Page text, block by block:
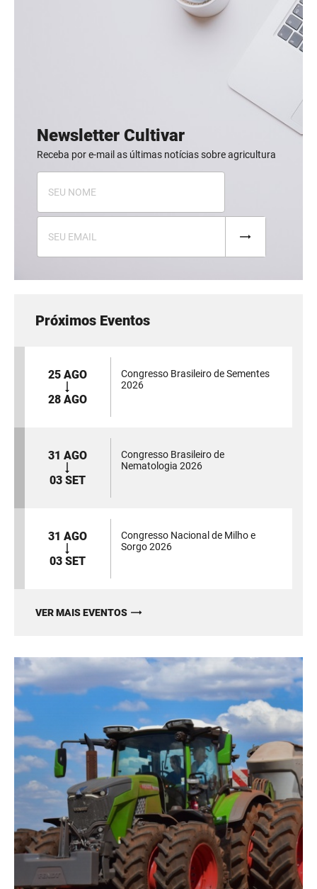
Newsletter Cultivar
Receba por e-mail as últimas notícias sobre agricultura
Próximos Eventos
25 AGO
28 AGO
Congresso Brasileiro de Sementes
2026
31 AGO
03 SET
Congresso Brasileiro de
Nematologia 2026
31 AGO
03 SET
Congresso Nacional de Milho e
Sorgo 2026
VER MAIS EVENTOS